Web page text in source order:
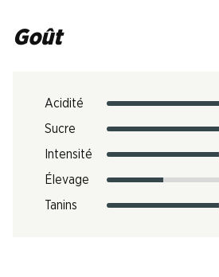
Goût
Acidité
Sucre
Intensité
Élevage
Tanins